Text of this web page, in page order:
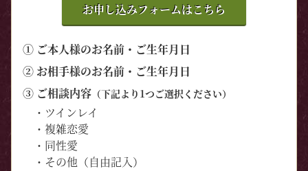
お申し込みフォームはこちら
① ご本人様のお名前・ご生年月日
② お相手様のお名前・ご生年月日
③ ご相談内容 （下記より1つご選択ください）
・ツインレイ
・複雑恋愛
・同性愛
・その他（自由記入）